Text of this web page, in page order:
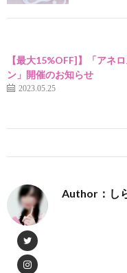
【最大15%OFF]】「アネ
ン」開催のお知らせ
2023.05.25
Author：し